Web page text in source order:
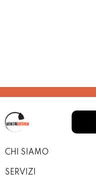
CHI SIAMO
SERVIZI